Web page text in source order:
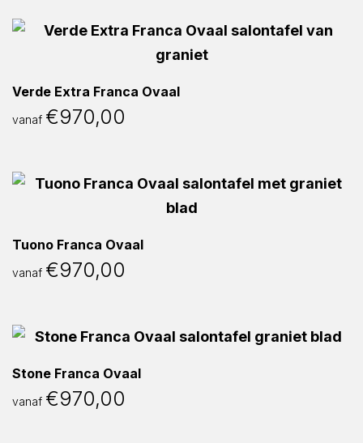
Verde Extra Franca Ovaal
vanaf €970,00
Tuono Franca Ovaal
vanaf €970,00
Stone Franca Ovaal
vanaf €970,00